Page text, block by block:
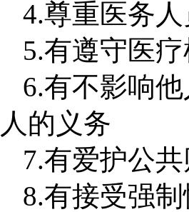
4.尊重医务
5.有遵守医
6.有不影响
人的义务
7.有爱护公
8.有接受强